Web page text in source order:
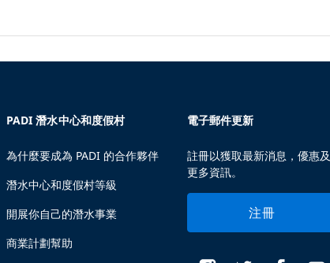
PADI 潛水中心和度假村
為什麼要成為 PADI 的合作夥伴
潛水中心和度假村等級
開展你自己的潛水事業
商業計劃幫助
電子郵件更新
註冊以獲取最新消息，優惠及
更多資訊。
注冊